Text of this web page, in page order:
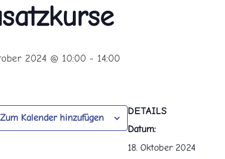
2024 @ 10:00 - 14:00
Zum Kalender hinzufügen
DETAILS
Datum:
18. Oktober 2024